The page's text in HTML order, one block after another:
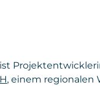
, einem